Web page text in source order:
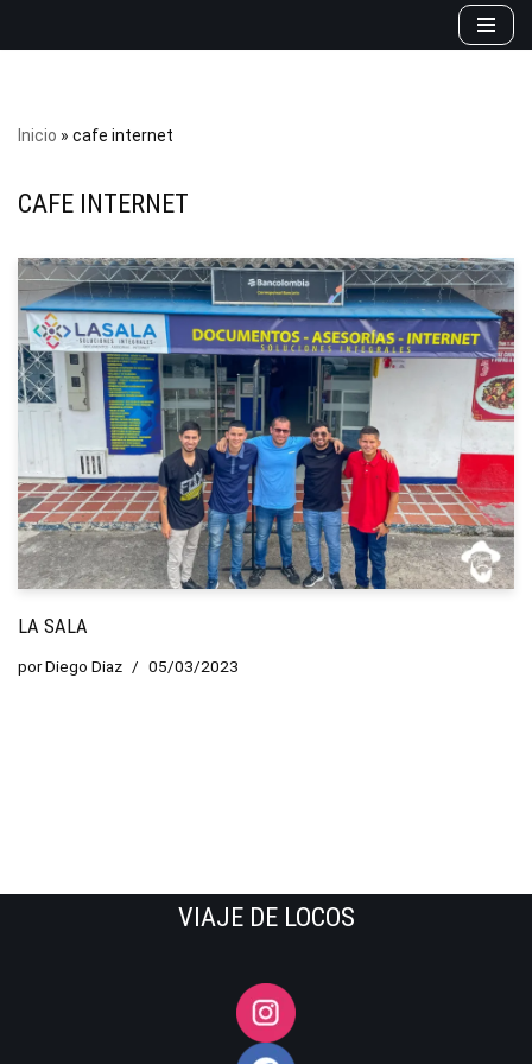
Inicio » cafe internet
CAFE INTERNET
LA SALA
porDiego Diaz 05/03/2023
VIAJE DE LOCOS